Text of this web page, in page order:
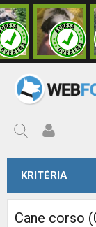
KRITÉRIA
Cane corso